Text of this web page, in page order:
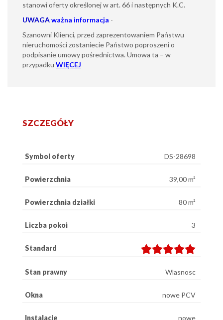
stanowi oferty określonej w art. 66 i następnych K.C.
UWAGAważna informacja -
Szanowni Klienci, przed zaprezentowaniem Państwu
nieruchomości zostaniecie Państwo poproszeni o
podpisanie umowy pośrednictwa. Umowa ta – w
przypadku WIĘCEJ
SZCZEGÓŁY
Symbol oferty DS-28698
Powierzchnia 39,00 m²
Powierzchnia działki 80 m²
Liczba pokoi 3
Standard
Stan prawny Wlasnosc
Okna nowe PCV
Instalacje nowe